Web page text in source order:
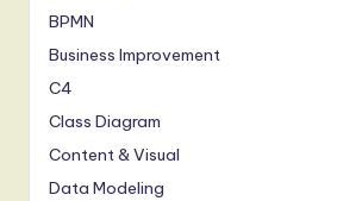
BPMN
Business Improvement
C4
Class Diagram
Content & Visual
Data Modeling